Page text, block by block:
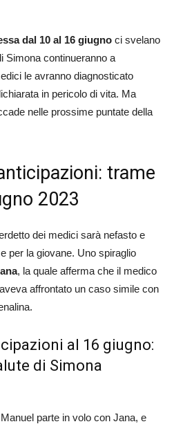
dal 10 al 16 giugno ci svelano
Simona continueranno a
le avranno diagnosticato
in pericolo di vita. Ma
nelle prossime puntate della
trame
2023
dei medici sarà nefasto e
per la giovane. Uno spiraglio
, la quale afferma che il medico
affrontato un caso simile con
al 16 giugno:
di Simona
parte in volo con Jana, e